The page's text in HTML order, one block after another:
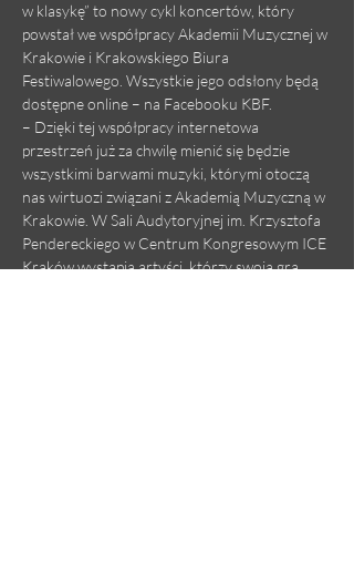
w klasykę” to nowy cykl koncertów, który
powstał we współpracy Akademii Muzycznej w
Krakowie i Krakowskiego Biura
Festiwalowego. Wszystkie jego odsłony będą
dostępne online – na Facebooku KBF.
– Dzięki tej współpracy internetowa
przestrzeń już za chwilę mienić się będzie
wszystkimi barwami muzyki, którymi otoczą
nas wirtuozi związani z Akademią Muzyczną w
Krakowie. W Sali Audytoryjnej im. Krzysztofa
Pendereckiego w Centrum Kongresowym ICE
Kraków wystąpią artyści, którzy swoją grą